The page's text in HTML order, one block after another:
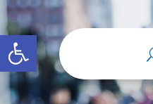
Abrir barra de